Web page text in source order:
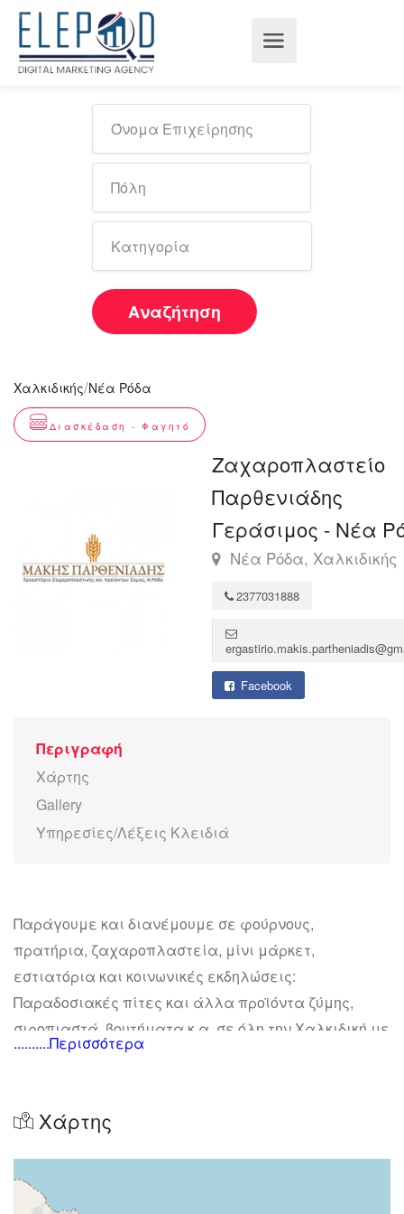
Αναζήτηση
Χαλκιδικής/Νέα Ρόδα
Διασκέδαση - Φαγητό
Ζαχαροπλαστείο
Παρθενιάδης
Γεράσιμος - Νέα
Νέα Ρόδα, Χαλκιδικής
2377031888
Facebook
Περιγραφή
Χάρτης
Gallery
Υπηρεσίες/Λέξεις Κλειδιά
Παράγουμε και διανέμουμε σε φούρνους,
πρατήρια, ζαχαροπλαστεία, μίνι μάρκετ,
εστιατόρια και κοινωνικές εκδηλώσεις:
Παραδοσιακές πίτες και άλλα προϊόντα ζύμης,
σιροπιαστά, βουτήματα κ.α. σε όλη την Χαλκιδική με
έδρα στην Νέα Ρόδα. Επίσης προσφέρουμε
Αυτό που κάνει τα προϊόντα μας να ξεχωρίζουν
είναι η χρήση αγνών υλικών σε συνδυασμό με τη
πίστη στην παράδοση, αγάπη και μεράκι για το
..........Περισσότερα
Χάρτης